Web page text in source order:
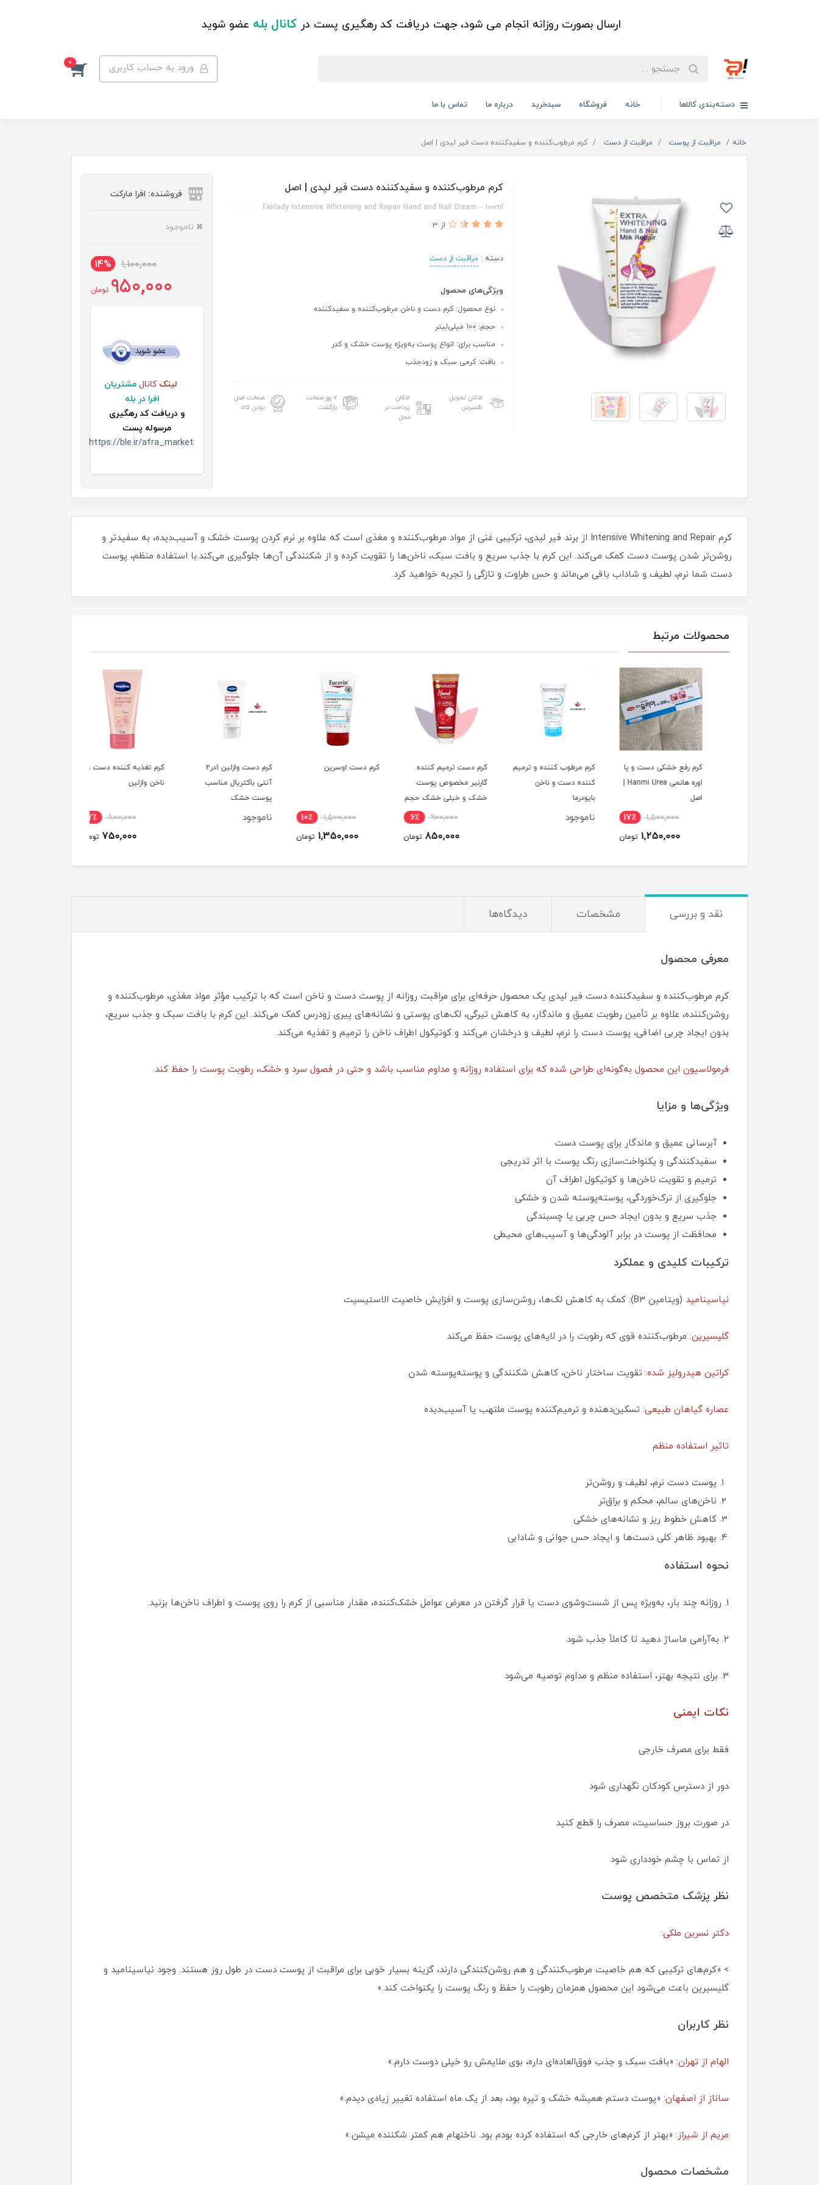
ارسال بصورت روزانه انجام می شود، جهت دریافت کد رهگیری پست در کانال بله عضو شوید
ورود به حساب کاربری 0
دسته‌بندی کالاها خانه فروشگاه سبدخرید درباره ما تماس با ما
خانه مراقبت از پوست مراقبت از دست کرم مرطوب‌کننده و سفیدکننده دست فیر لیدی | اصل
کرم مرطوب‌کننده و سفیدکننده دست فیر لیدی | اصل
Fairlady Intensive Whitening and Repair Hand and Nail Cream – 100ml
از 3
دسته : مراقبت از دست
ویژگی‌های محصول
نوع محصول: کرم دست و ناخن مرطوب‌کننده و سفیدکننده
حجم: 100 میلی‌لیتر
مناسب برای: انواع پوست به‌ویژه پوست خشک و کدر
بافت: کرمی سبک و زودجذب
امکان تحویل
اکسپرس
امکان
پرداخت در
محل
۷ روز ضمانت
بازگشت
ضمانت اصل
بودن کالا
فروشنده: افرا مارکت
ناموجود
1,100,000
14%
950,000 تومان
لینک کانال مشتریان
افرا در بله
و دریافت کد رهگیری
مرسوله پست
https://ble.ir/afra_market
کرم Intensive Whitening and Repair از برند فیر لیدی، ترکیبی غنی از مواد مرطوب‌کننده و مغذی است که علاوه بر نرم کردن پوست خشک و آسیب‌دیده، به سفیدتر و
روشن‌تر شدن پوست دست کمک می‌کند. این کرم با جذب سریع و بافت سبک، ناخن‌ها را تقویت کرده و از شکنندگی آن‌ها جلوگیری می‌کند.با استفاده منظم، پوست
دست شما نرم، لطیف و شاداب باقی می‌ماند و حس طراوت و تازگی را تجربه خواهید کرد.
محصولات مرتبط
کرم رفع خشکی دست و پا
اوره هانمی Hanmi Urea |
1,500,000 17٪
1,250,000 تومان
کرم مرطوب کننده و ترمیم
کننده دست و ناخن
بایودرما
ناموجود
کرم دست ترمیم کننده
گارنیر مخصوص پوست
خشک و خیلی خشک حجم
900,000 6٪
850,000 تومان
کرم دست اوسرین
1,500,000 10٪
1,350,000 تومان
کرم دست وازلین 1در2
آنتی باکتریال مناسب
پوست خشک
ناموجود
کرم تغذیه کننده دست و
ناخن وازلین
800,000 7٪
750,000 تومان
نقد و بررسی مشخصات دیدگاه‌ها
معرفی محصول
کرم مرطوب‌کننده و سفیدکننده دست فیر لیدی یک محصول حرفه‌ای برای مراقبت روزانه از پوست دست و ناخن است که با ترکیب مؤثر مواد مغذی، مرطوب‌کننده و
روشن‌کننده، علاوه بر تأمین رطوبت عمیق و ماندگار، به کاهش تیرگی، لک‌های پوستی و نشانه‌های پیری زودرس کمک می‌کند. این کرم با بافت سبک و جذب سریع،
بدون ایجاد چربی اضافی، پوست دست را نرم، لطیف و درخشان می‌کند و کوتیکول اطراف ناخن را ترمیم و تغذیه می‌کند.
فرمولاسیون این محصول به‌گونه‌ای طراحی شده که برای استفاده روزانه و مداوم مناسب باشد و حتی در فصول سرد و خشک، رطوبت پوست را حفظ کند.
ویژگی‌ها و مزایا
آبرسانی عمیق و ماندگار برای پوست دست
سفیدکنندگی و یکنواخت‌سازی رنگ پوست با اثر تدریجی
ترمیم و تقویت ناخن‌ها و کوتیکول اطراف آن
جلوگیری از ترک‌خوردگی، پوسته‌پوسته شدن و خشکی
جذب سریع و بدون ایجاد حس چربی یا چسبندگی
محافظت از پوست در برابر آلودگی‌ها و آسیب‌های محیطی
ترکیبات کلیدی و عملکرد
نیاسینامید (ویتامین B3): کمک به کاهش لک‌ها، روشن‌سازی پوست و افزایش خاصیت الاستیسیت
گلیسیرین: مرطوب‌کننده قوی که رطوبت را در لایه‌های پوست حفظ می‌کند
کراتین هیدرولیز شده: تقویت ساختار ناخن، کاهش شکنندگی و پوسته‌پوسته شدن
عصاره گیاهان طبیعی: تسکین‌دهنده و ترمیم‌کننده پوست ملتهب یا آسیب‌دیده
تاثیر استفاده منظم
پوست دست نرم، لطیف و روشن‌تر
ناخن‌های سالم، محکم و براق‌تر
کاهش خطوط ریز و نشانه‌های خشکی
بهبود ظاهر کلی دست‌ها و ایجاد حس جوانی و شادابی
نحوه استفاده
1. روزانه چند بار، به‌ویژه پس از شست‌وشوی دست یا قرار گرفتن در معرض عوامل خشک‌کننده، مقدار مناسبی از کرم را روی پوست و اطراف ناخن‌ها بزنید.
2. به‌آرامی ماساژ دهید تا کاملاً جذب شود.
3. برای نتیجه بهتر، استفاده منظم و مداوم توصیه می‌شود
نکات ایمنی
فقط برای مصرف خارجی
دور از دسترس کودکان نگهداری شود
در صورت بروز حساسیت، مصرف را قطع کنید
از تماس با چشم خودداری شود
نظر پزشک متخصص پوست
دکتر نسرین ملکی:
> «کرم‌های ترکیبی که هم خاصیت مرطوب‌کنندگی و هم روشن‌کنندگی دارند، گزینه بسیار خوبی برای مراقبت از پوست دست در طول روز هستند. وجود نیاسینامید و
گلیسیرین باعث می‌شود این محصول همزمان رطوبت را حفظ و رنگ پوست را یکنواخت کند.»
نظر کاربران
الهام از تهران: «بافت سبک و جذب فوق‌العاده‌ای داره، بوی ملایمش رو خیلی دوست دارم.»
ساناز از اصفهان: «پوست دستم همیشه خشک و تیره بود، بعد از یک ماه استفاده تغییر زیادی دیدم.»
مریم از شیراز: «بهتر از کرم‌های خارجی که استفاده کرده بودم بود. ناخنهام هم کمتر شکننده میشن.»
مشخصات محصول